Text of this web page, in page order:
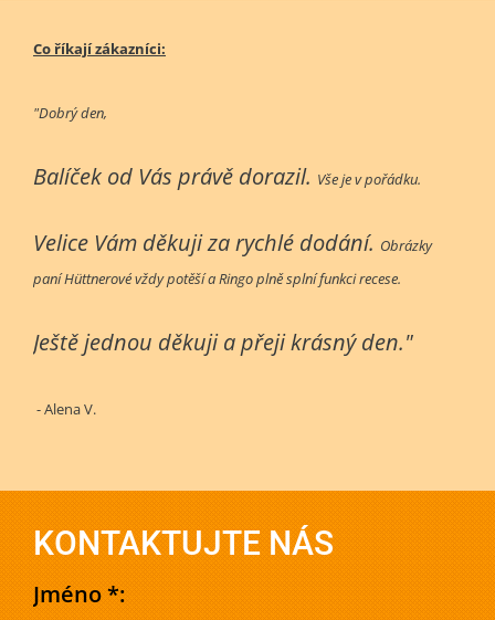
Co říkají zákazníci:
"Dobrý den,
Balíček od Vás právě dorazil. Vše je v pořádku.
Velice Vám děkuji za rychlé dodání. Obrázky
paní Hüttnerové vždy potěší a Ringo plně splní funkci recese.
Ještě jednou děkuji a přeji krásný den."
- Alena V.
KONTAKTUJTE NÁS
Jméno *: